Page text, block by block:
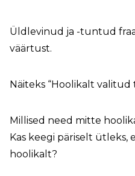
Üldlevinud ja -tuntud
väärtust.
Näiteks “Hoolikalt valitud
Millised need mitte
Kas keegi päriselt ütleks,
hoolikalt?